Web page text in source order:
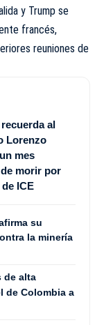
y Trump se
francés,
reuniones de
al
Lorenzo
mes
morir por
ICE
su
la minería
de alta
de Colombia a